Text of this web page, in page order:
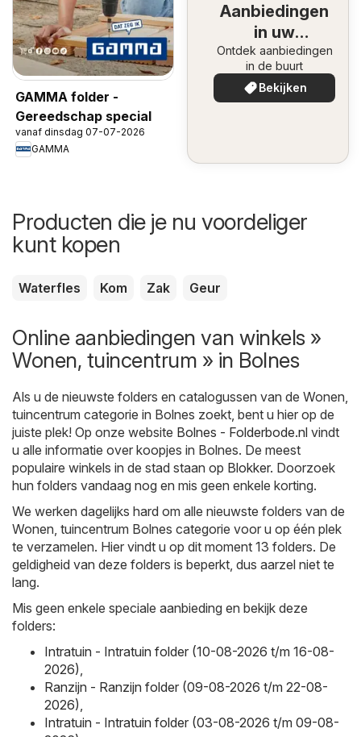
GAMMA folder -
Gereedschap special
vanaf dinsdag 07-07-2026
GAMMA
Aanbiedingen
in uw
omgeving
Ontdek aanbiedingen
in de buurt
Bekijken
Producten die je nu voordeliger
kunt kopen
Waterfles Kom Zak Geur
Online aanbiedingen van winkels »
Wonen, tuincentrum » in Bolnes
Als u de nieuwste folders en catalogussen van de Wonen,
tuincentrum categorie in Bolnes zoekt, bent u hier op de
juiste plek! Op onze website Bolnes - Folderbode.nl vindt
u alle informatie over koopjes in Bolnes. De meest
populaire winkels in de stad staan op Blokker. Doorzoek
hun folders vandaag nog en mis geen enkele korting.
We werken dagelijks hard om alle nieuwste folders van de
Wonen, tuincentrum Bolnes categorie voor u op één plek
te verzamelen. Hier vindt u op dit moment 13 folders. De
geldigheid van deze folders is beperkt, dus aarzel niet te
lang.
Mis geen enkele speciale aanbieding en bekijk deze
folders:
Intratuin - Intratuin folder (10-08-2026 t/m 16-08-
2026)
Ranzijn - Ranzijn folder (09-08-2026 t/m 22-08-
2026)
Intratuin - Intratuin folder (03-08-2026 t/m 09-08-